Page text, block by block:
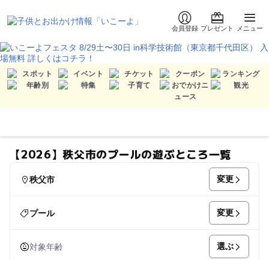
会員登録 プレゼント メニュー
【2026】秩父市のプールの遊ぶところ一覧
秩父市 変更
プール 変更
対象年齢 選ぶ